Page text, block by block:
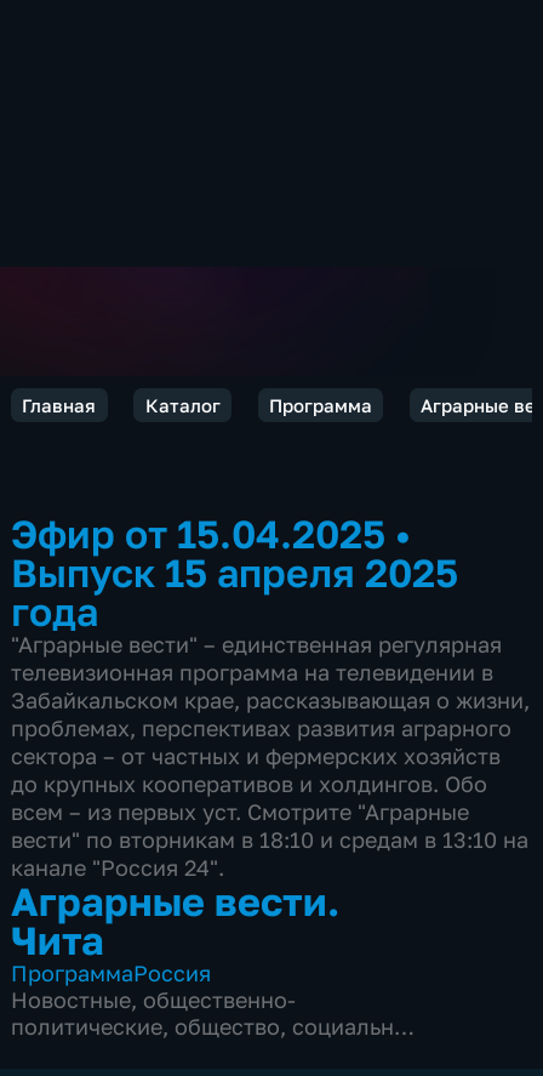
Главная Каталог Программа Аграрные
Эфир от 15.04.2025 •
Выпуск 15 апреля 2025
года
"Аграрные вести" – единственная регулярная
телевизионная программа на телевидении в
Забайкальском крае, рассказывающая о жизни,
проблемах, перспективах развития аграрного
сектора – от частных и фермерских хозяйств
до крупных кооперативов и холдингов. Обо
всем – из первых уст. Смотрите "Аграрные
вести" по вторникам в 18:10 и средам в 13:10 на
канале "Россия 24".
Аграрные вести.
Чита
ПрограммаРоссия
Новостные, общественно-
политические, общество, социально-